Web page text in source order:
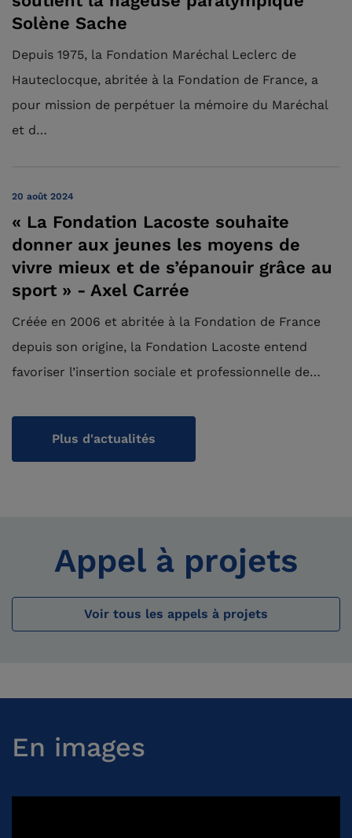
Solène Sache
Depuis 1975, la Fondation Maréchal Leclerc de
Hauteclocque, abritée à la Fondation de France, a
pour mission de perpétuer la mémoire du Maréchal
et d…
20 août 2024
« La Fondation Lacoste souhaite
donner aux jeunes les moyens de
vivre mieux et de s’épanouir grâce au
sport » - Axel Carrée
Créée en 2006 et abritée à la Fondation de France
depuis son origine, la Fondation Lacoste entend
favoriser l’insertion sociale et professionnelle de…
Plus d'actualités
Appel à projets
Voir tous les appels à projets
En images